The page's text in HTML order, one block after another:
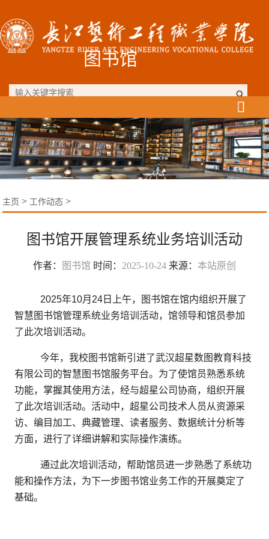
图书馆

主页 > 工作动态 >
图书馆开展管理系统业务培训活动
作者： 图书馆 时间： 2025-10-24 来源： 本站原创
2025年10月24日上午，图书馆在馆内组织开展了
智慧图书馆管理系统业务培训活动，馆领导和馆员参加
了此次培训活动。
今年，我校图书馆新引进了武汉超星数图教育科技
有限公司的智慧图书馆服务平台。为了使馆员熟悉系统
功能，掌握其使用方法，经与超星公司协商，组织开展
了此次培训活动。活动中，超星公司技术人员从资源采
访、编目加工、典藏管理、读者服务、数据统计分析等
方面，进行了详细讲解和实际操作演练。
通过此次培训活动，帮助馆员进一步熟悉了系统功
能和操作方法，为下一步图书馆业务工作的开展奠定了
基础。